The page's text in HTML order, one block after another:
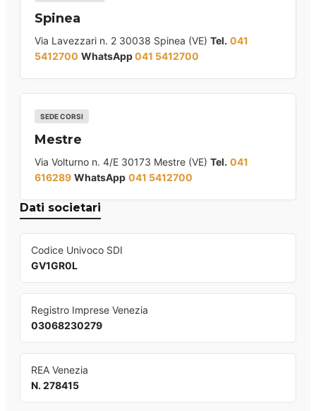
Spinea
Via Lavezzari n. 2 30038 Spinea (VE) Tel. 041
5412700 WhatsApp041 5412700
SEDE CORSI
Mestre
Via Volturno n. 4/E 30173 Mestre (VE) Tel. 041
616289 WhatsApp 041 5412700
Dati societari
Codice Univoco SDI
GV1GR0L
Registro Imprese Venezia
03068230279
REA Venezia
N. 278415